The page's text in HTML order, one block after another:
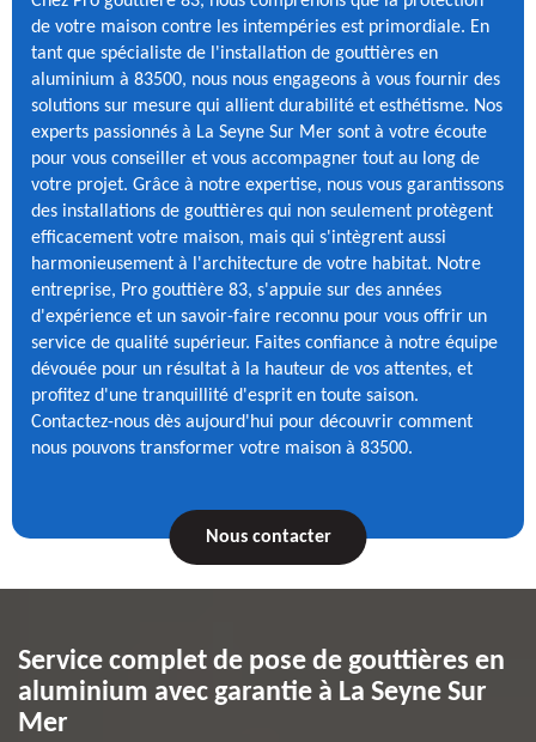
de votre maison contre les intempéries est primordiale. En
tant que spécialiste de l'installation de gouttières en
aluminium à 83500, nous nous engageons à vous fournir des
solutions sur mesure qui allient durabilité et esthétisme. Nos
experts passionnés à La Seyne Sur Mer sont à votre écoute
pour vous conseiller et vous accompagner tout au long de
votre projet. Grâce à notre expertise, nous vous garantissons
des installations de gouttières qui non seulement protègent
efficacement votre maison, mais qui s'intègrent aussi
harmonieusement à l'architecture de votre habitat. Notre
entreprise, Pro gouttière 83, s'appuie sur des années
d'expérience et un savoir-faire reconnu pour vous offrir un
service de qualité supérieur. Faites confiance à notre équipe
dévouée pour un résultat à la hauteur de vos attentes, et
profitez d'une tranquillité d'esprit en toute saison.
Contactez-nous dès aujourd'hui pour découvrir comment
nous pouvons transformer votre maison à 83500.
Nous contacter
Service complet de pose de gouttières en
aluminium avec garantie à La Seyne Sur
Mer